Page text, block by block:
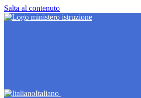
Salta al contenuto
Italiano